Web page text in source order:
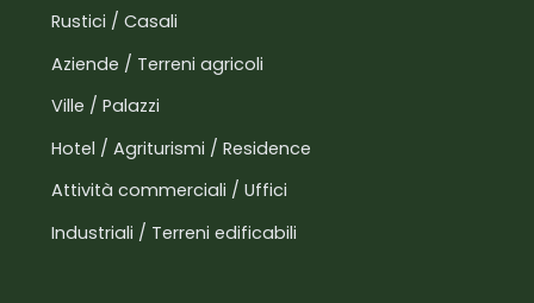
Rustici / Casali
Aziende / Terreni agricoli
Ville / Palazzi
Hotel / Agriturismi / Residence
Attività commerciali / Uffici
Industriali / Terreni edificabili